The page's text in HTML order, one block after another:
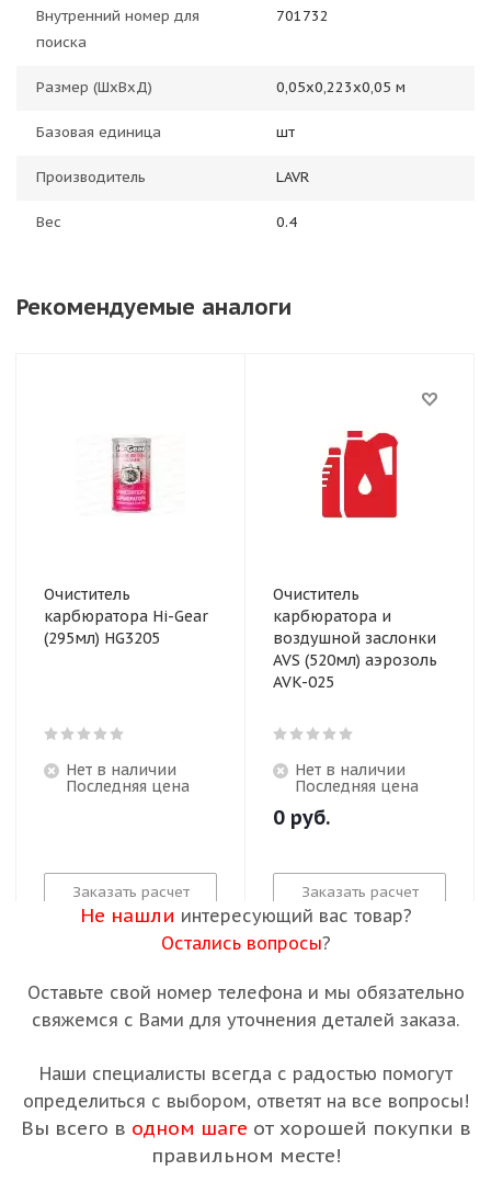
Внутренний номер для
поиска
701732
Размер (ШхВхД) 0,05х0,223х0,05 м
Базовая единица шт
Производитель LAVR
Вес 0.4
Рекомендуемые аналоги
Очиститель
карбюратора Hi-Gear
(295мл) HG3205
Нет в наличии
Последняя цена
Заказать расчет
Очиститель
карбюратора и
воздушной заслонки
AVS (520мл) аэрозоль
AVK-025
Нет в наличии
Последняя цена
0 руб.
Заказать расчет
Не нашли интересующий вас товар?
Остались вопросы?
Оставьте свой номер телефона и мы обязательно
свяжемся с Вами для уточнения деталей заказа.
Наши специалисты всегда с радостью помогут
определиться с выбором, ответят на все вопросы!
Вы всего в одном шаге от хорошей покупки в
правильном месте!